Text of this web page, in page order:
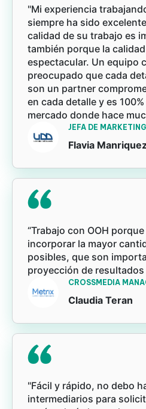
"Mi experiencia
siempre ha sido
calidad de su trabajo es
también porque la
espectacular. Un equipo
preocupado que cada
son un partner
en cada detalle y es
mercado donde hace
JEFA DE
Flavia
“Trabajo con OOH
incorporar la mayor
posibles, que son
proyección de resultados
CROSSMEDIA
Claudia Teran
"Fácil y rápido, no debo
intermediarios para